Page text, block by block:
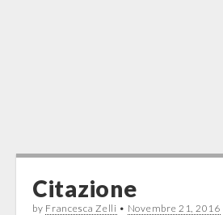
Citazione
by Francesca Zelli • Novembre 21, 2016